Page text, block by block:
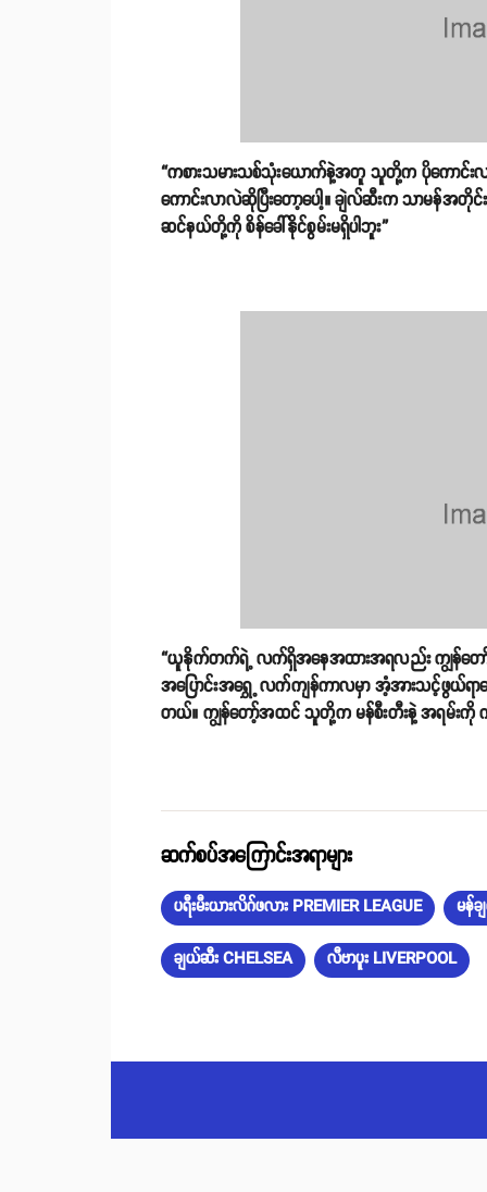
“ကစားသမားသစ်သုံးယောက်နဲ့အတူ သူတို့က ပိုကောင်း
ကောင်းလာလဲဆိုပြီးတော့ပေါ့။ ချဲလ်ဆီးက သာမန်အတိုင်
ဆင်နယ်တို့ကို စိန်ခေါ်နိုင်စွမ်းမရှိပါဘူး”
“ယူနိုက်တက်ရဲ့ လက်ရှိအနေအထားအရလည်း ကျွန်တော်
အပြောင်းအရွှေ့ လက်ကျန်ကာလမှာ အံ့အားသင့်ဖွယ်ရာ
တယ်။ ကျွန်တော့်အထင် သူတို့က မန်စီးတီးနဲ့ အရမ်းကို ကပ်
ဆက်စပ်အကြောင်းအရာများ
ပရီးမီးယားလိဂ်ဖလား PREMIER LEAGUE မန်ခ
ချယ်ဆီး CHELSEA လီဗာပူး LIVERPOOL